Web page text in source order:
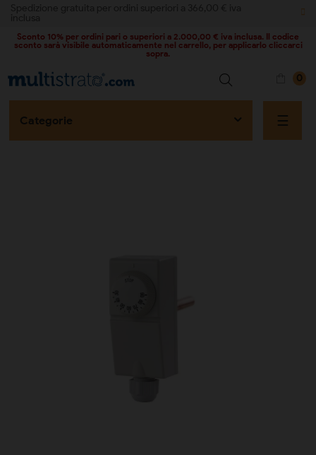
Sconto 10% per ordini pari o superiori a 2.000,00 € iva inclusa. Il codice
sconto sarà visibile automaticamente nel carrello, per applicarlo cliccarci
sopra.
0
Categorie ☰